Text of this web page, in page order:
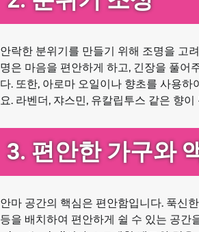
안락한 분위기를 만들기 위해 조명을 고
명은 마음을 편안하게 하고, 긴장을 풀어
다. 또한, 아로마 오일이나 향초를 사용하
요. 라벤더, 쟈스민, 유칼립투스 같은 향
3. 편안한 가구와
안마 공간의 핵심은 편안함입니다. 푹신
등을 배치하여 편안하게 쉴 수 있는 공간